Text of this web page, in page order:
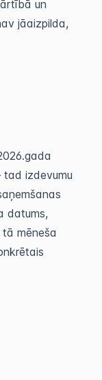
un
jāaizpilda,
izdevumu
datums,
mēneša